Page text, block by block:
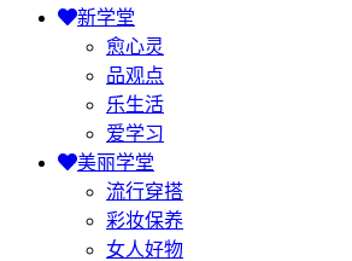
新学堂
愈心灵
品观点
乐生活
爱学习
美丽学堂
流行穿搭
彩妆保养
女人好物